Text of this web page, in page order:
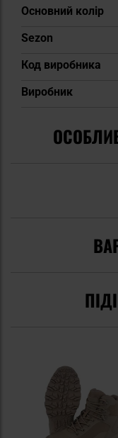
Основний колір
Sezon
Код виробника
Виробник